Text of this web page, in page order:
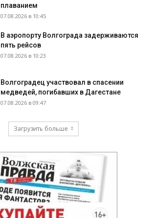
плаванием
07.08.2026 в 10:45
В аэропорту Волгограда задерживаются
пять рейсов
07.08.2026 в 10:23
Волгоградец участвовал в спасении
медведей, погибавших в Дагестане
07.08.2026 в 09:47
Загрузить больше